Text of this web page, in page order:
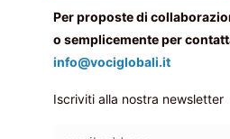
Per proposte di
o semplicemente per
info@vociglobali.it
Iscriviti alla nostra newsletter